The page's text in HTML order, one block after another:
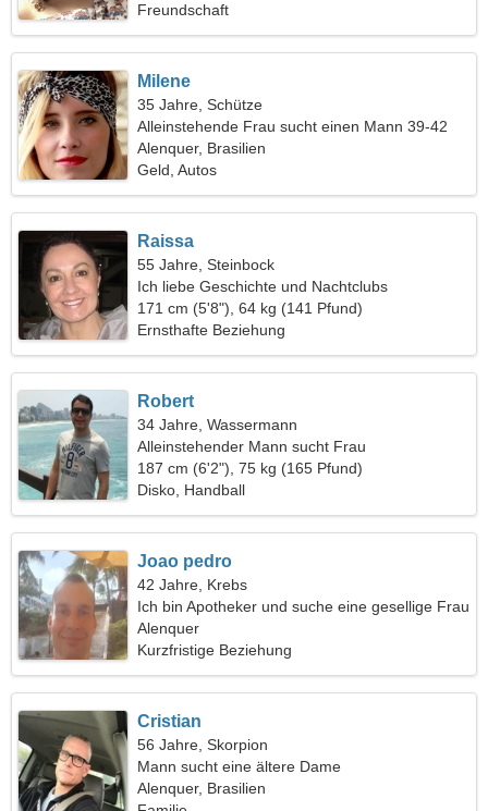
Freundschaft
Milene
35 Jahre, Schütze
Alleinstehende Frau sucht einen Mann 39-42
Alenquer, Brasilien
Geld, Autos
Raissa
55 Jahre, Steinbock
Ich liebe Geschichte und Nachtclubs
171 cm (5'8"), 64 kg (141 Pfund)
Ernsthafte Beziehung
Robert
34 Jahre, Wassermann
Alleinstehender Mann sucht Frau
187 cm (6'2"), 75 kg (165 Pfund)
Disko, Handball
Joao pedro
42 Jahre, Krebs
Ich bin Apotheker und suche eine gesellige Frau
Alenquer
Kurzfristige Beziehung
Cristian
56 Jahre, Skorpion
Mann sucht eine ältere Dame
Alenquer, Brasilien